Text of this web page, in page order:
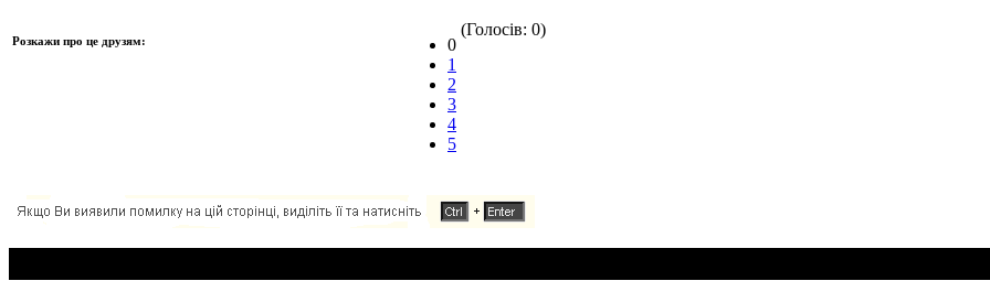
Розкажи про це друзям:
0
1
2
3
4
5
(Голосів: 0)